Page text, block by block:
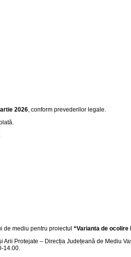
2026, conform prevederilor legale.
mediu pentru proiectul “Varianta de ocolire
Protejate – Direcția Județeană de Mediu
14.00.